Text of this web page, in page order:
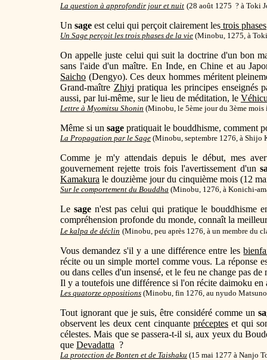
La question à approfondir jour et nuit (28 août 1275 ? à Toki
Un sage est celui qui perçoit clairement les trois phases
Un Sage perçoit les trois phases de la vie (Minobu, 1275, à
On appelle juste celui qui suit la doctrine d'un bon
sans l'aide d'un maître. En Inde, en Chine et au
Saicho (Dengyo). Ces deux hommes méritent
Grand-maître Zhiyi pratiqua les principes enseignés
aussi, par lui-même, sur le lieu de méditation, le
Lettre à Myomitsu Shonin (Minobu, le 5ème jour du 3ème
Même si un sage pratiquait le bouddhisme, comment
La Propagation par le Sage (Minobu, septembre 1276, à Shijo
Comme je m'y attendais depuis le début, mes
gouvernement rejette trois fois l'avertissement d'un
Kamakura le douzième jour du cinquième mois (12
Sur le comportement du Bouddha (Minobu, 1276, à Konichi-
Le sagen'est pas celui qui pratique le bouddhisme
compréhension profonde du monde, connaît la
Le kalpa de déclin (Minobu, peu après 1276, à un membre du
Vous demandez s'il y a une différence entre les
récite ou un simple mortel comme vous. La réponse
ou dans celles d'un insensé, et le feu ne change pas
Il y a toutefois une différence si l'on récite daimoku en
Les quatorze oppositions (Minobu, fin 1276, au nyudo
Tout ignorant que je suis, être considéré comme un
observent les deux cent cinquante précepteset qui
célestes. Mais que se passera-t-il si, aux yeux du
que Devadatta ?
La protection de Bonten et de Taishaku (15 mai 1277 à Nanjo